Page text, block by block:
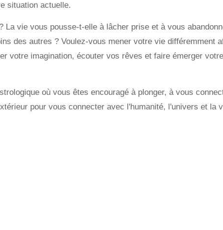
situation actuelle.
La vie vous pousse-t-elle à lâcher prise et à vous
des autres ? Voulez-vous mener votre vie différemment
votre imagination, écouter vos rêves et faire émerger votre
où vous êtes encouragé à plonger, à vous
pour vous connecter avec l'humanité, l'univers et la